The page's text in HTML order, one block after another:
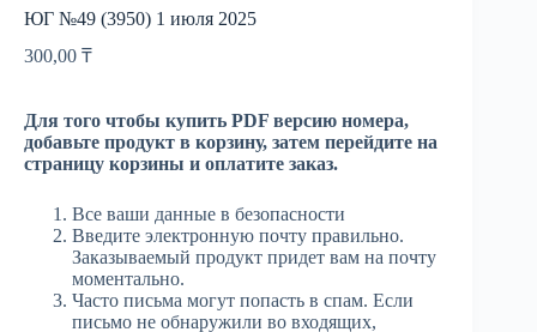
ЮГ №49 (3950) 1 июля 2025
300,00 ₸
Для того чтобы купить PDF версию номера,
добавьте продукт в корзину, затем перейдите на
страницу корзины и оплатите заказ.
Все ваши данные в безопасности
Введите электронную почту правильно.
Заказываемый продукт придет вам на почту
моментально.
Часто письма могут попасть в спам. Если
письмо не обнаружили во входящих,